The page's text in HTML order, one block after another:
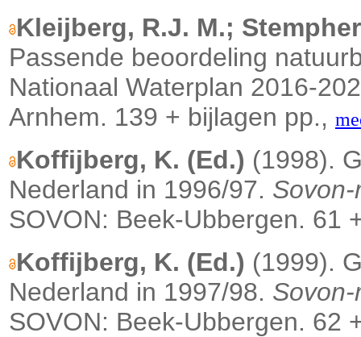
Kleijberg, R.J. M.;
Passende beoordeling
Nationaal Waterplan 2016-
Arnhem. 139 + bijlagen pp.,
Koffijberg, K. (Ed.) (1998).
Nederland in 1996/97.
SOVON: Beek-Ubbergen. 61
Koffijberg, K. (Ed.) (1999).
Nederland in 1997/98.
SOVON: Beek-Ubbergen. 62